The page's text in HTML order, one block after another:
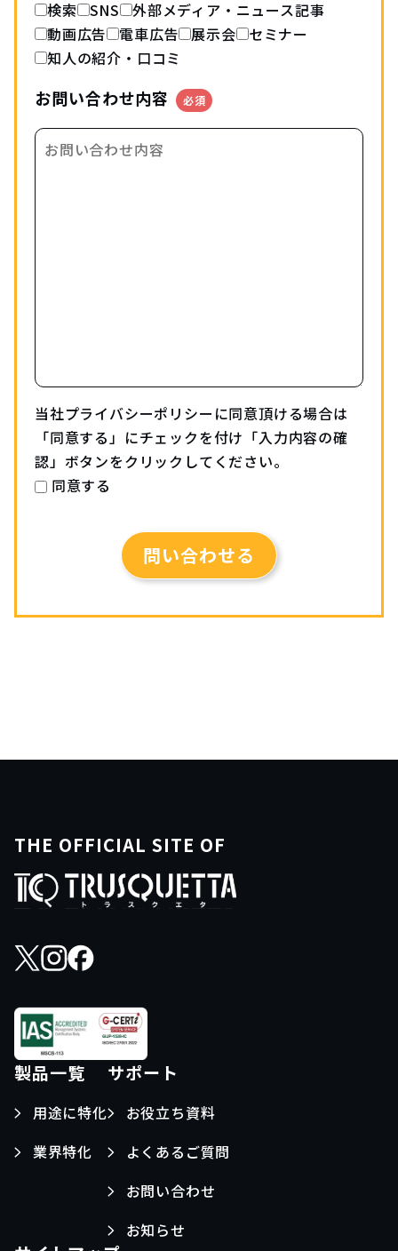
検索 SNS 外部メディア・ニュース記事
動画広告
電車広告 展示会
セミナー
知人の紹介・口コミ
お問い合わせ内容 必須
当社プライバシーポリシー に同意頂ける場合は
「同意する」にチェックを付け「入力内容の確
認」ボタンをクリックしてください。
同意する
て
く
だ
い。
THE OFFICIAL SITE OF
製品一覧
用途に特化
業界特化
サポート
お役立ち資料
よくあるご質問
お問い合わせ
お知らせ